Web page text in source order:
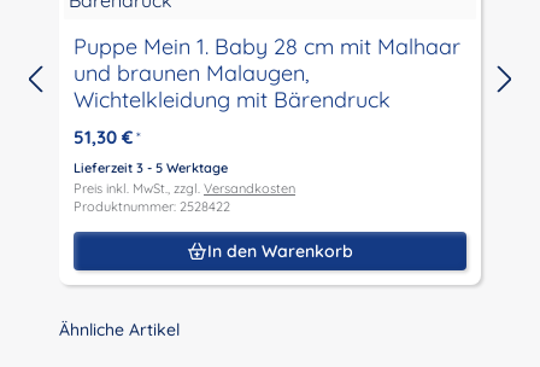
Puppe Mein 1. Baby 28 cm mit Malhaar
und braunen Malaugen,
Wichtelkleidung mit Bärendruck
51,30 € *
Lieferzeit 3 - 5 Werktage
Preis inkl. MwSt., zzgl. Versandkosten
Produktnummer: 2528422
In den Warenkorb
Produktgalerie überspringen
Ähnliche Artikel